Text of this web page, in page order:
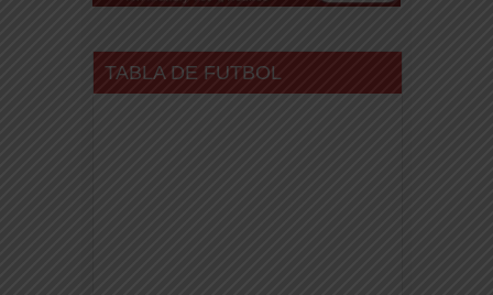
TABLA DE FUTBOL